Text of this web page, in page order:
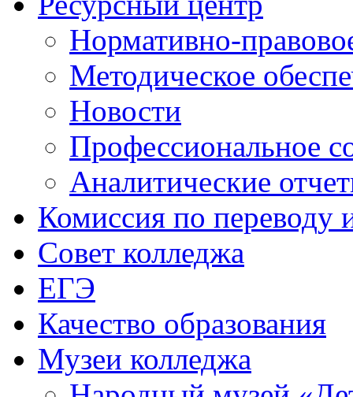
Нормативно-
Методическое
Новости
Профессиональное
Аналитические
Комиссия по переводу
Совет колледжа
ЕГЭ
Качество образования
Музеи колледжа